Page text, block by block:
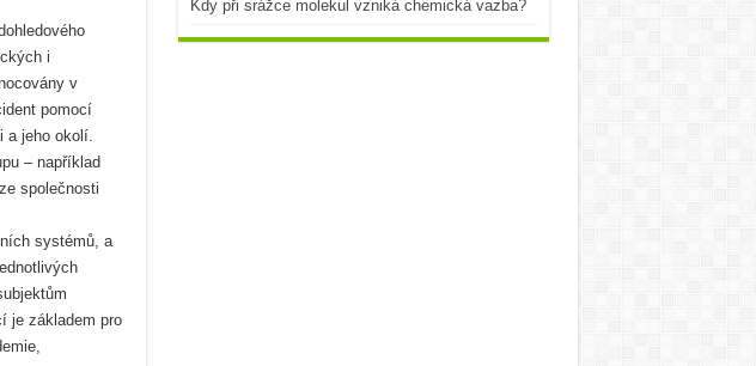
i
v
pomocí
a jeho okolí.
– například
společnosti
systémů, a
je základem pro
Kdy při srážce molekul vzniká chemická vazba?